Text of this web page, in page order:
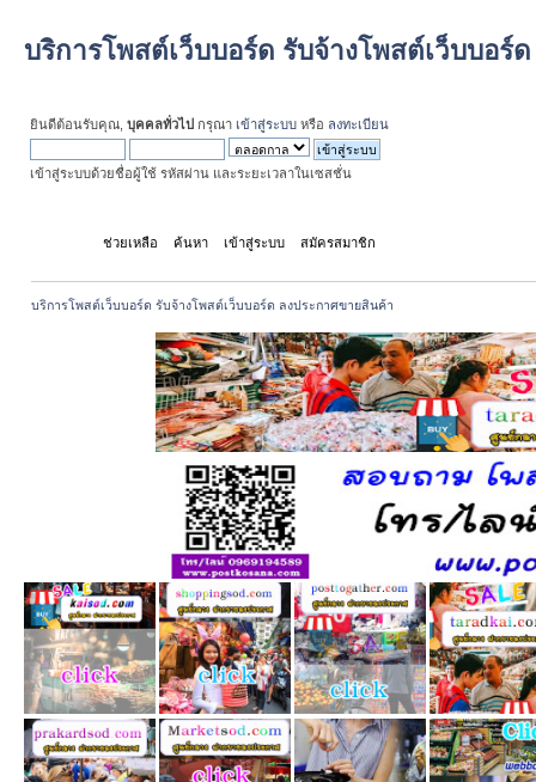
บริการโพสต์เว็บบอร์ด รับจ้างโพสต์เว็บบอร์
ยินดีต้อนรับคุณ, บุคคลทั่วไป กรุณา เข้าสู่ระบบ หรือ ลงทะเบียน
เข้าสู่ระบบด้วยชื่อผู้ใช้ รหัสผ่าน และระยะเวลาในเซสชั่น
ช่วยเหลือ ค้นหา เข้าสู่ระบบ สมัครสมาชิก
บริการโพสต์เว็บบอร์ด รับจ้างโพสต์เว็บบอร์ด ลงประกาศขายสินค้า